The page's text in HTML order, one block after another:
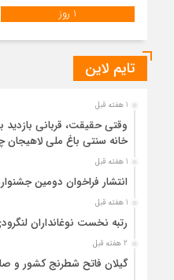
1 روز
تایم لاین
1 هفته قبل
وقتی حقیقت، قربانی
خانه سنتی باغ ملی
1 هفته قبل
انتشار فراخوان دومین
1 هفته قبل
رتبه نخست نوغانداران
2 هفته قبل
گیلان فاتح شطرنج کشور